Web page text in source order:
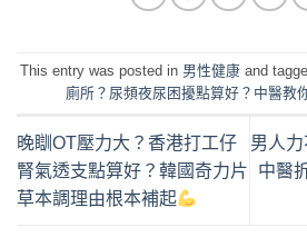
This entry was posted in 男性健康and
廁所？尿頻夜尿困擾點算好？中醫教
晚瞓OT壓力大？香港打工仔
腎氣透支點算好？韓國奇力片
草本調理由根本補起
男人
中醫